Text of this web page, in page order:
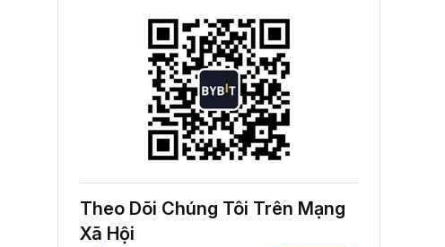
Theo Dõi Chúng Tôi Trên Mạng
Xã Hội